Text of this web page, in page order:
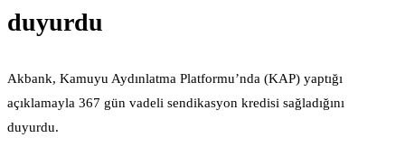
duyurdu
Akbank, Kamuyu Aydınlatma Platformu’nda (KAP) yaptığı
açıklamayla 367 gün vadeli sendikasyon kredisi sağladığını
duyurdu.